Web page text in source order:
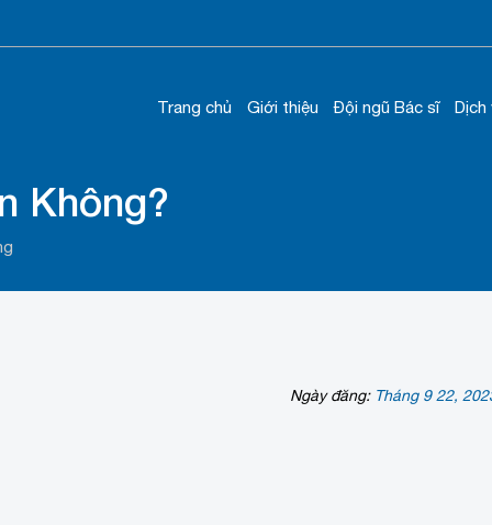
Trang chủ Giới thiệu Đội ngũ Bác sĩ Dịch
Không?
Ngày đăng: Tháng 9 22,